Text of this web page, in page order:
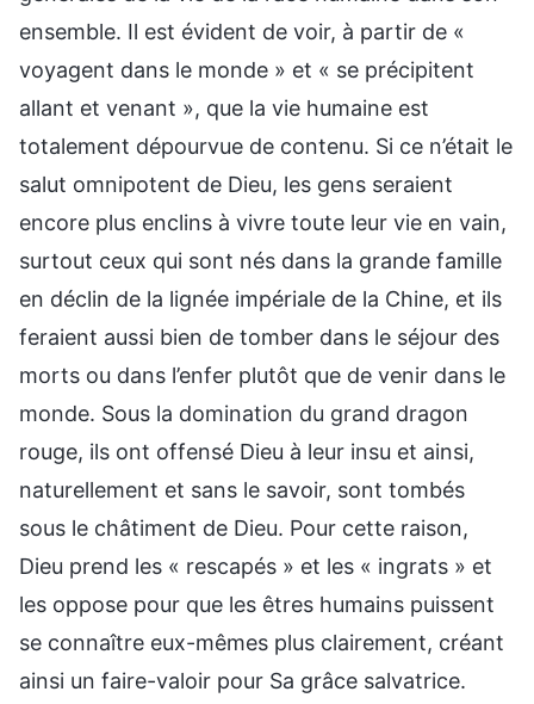
ensemble. Il est évident de voir, à partir de «
voyagent dans le monde » et « se précipitent
allant et venant », que la vie humaine est
totalement dépourvue de contenu. Si ce n’était le
salut omnipotent de Dieu, les gens seraient
encore plus enclins à vivre toute leur vie en vain,
surtout ceux qui sont nés dans la grande famille
en déclin de la lignée impériale de la Chine, et ils
feraient aussi bien de tomber dans le séjour des
morts ou dans l’enfer plutôt que de venir dans le
monde. Sous la domination du grand dragon
rouge, ils ont offensé Dieu à leur insu et ainsi,
naturellement et sans le savoir, sont tombés
sous le châtiment de Dieu. Pour cette raison,
Dieu prend les « rescapés » et les « ingrats » et
les oppose pour que les êtres humains puissent
se connaître eux-mêmes plus clairement, créant
ainsi un faire-valoir pour Sa grâce salvatrice.